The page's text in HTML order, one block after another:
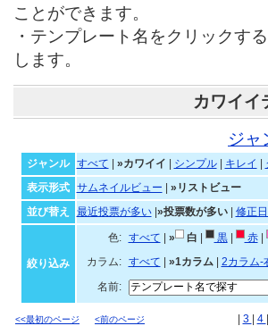
ことができます。
・テンプレート名をクリックす
します。
カワイイ
ジャ
ジャンル すべて »カワイイ シンプル| キレイ
表示形式
サムネイルビュー
»リストビュー
並び替え
最近投票が多い| »投票数が多い| 修正
絞り込み
色: すべて » 白 黒| 赤|
カラム:
すべて »1カラム| 2カラム-
名前:
<<最初のページ <前のページ 3 4